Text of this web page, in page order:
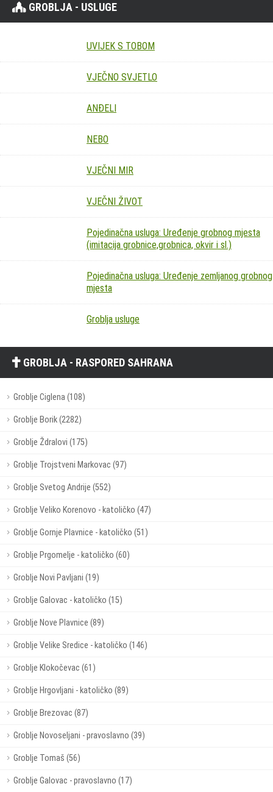
GROBLJA - USLUGE
UVIJEK S TOBOM
VJEČNO SVJETLO
ANĐELI
NEBO
VJEČNI MIR
VJEČNI ŽIVOT
Pojedinačna usluga: Uređenje grobnog mjesta
(imitacija grobnice,grobnica, okvir i sl.)
Pojedinačna usluga: Uređenje zemljanog grobnog
mjesta
Groblja usluge
GROBLJA - RASPORED SAHRANA
Groblje Ciglena (108)
Groblje Borik (2282)
Groblje Ždralovi (175)
Groblje Trojstveni Markovac (97)
Groblje Svetog Andrije (552)
Groblje Veliko Korenovo - katoličko (47)
Groblje Gornje Plavnice - katoličko (51)
Groblje Prgomelje - katoličko (60)
Groblje Novi Pavljani (19)
Groblje Galovac - katoličko (15)
Groblje Nove Plavnice (89)
Groblje Velike Sredice - katoličko (146)
Groblje Klokočevac (61)
Groblje Hrgovljani - katoličko (89)
Groblje Brezovac (87)
Groblje Novoseljani - pravoslavno (39)
Groblje Tomaš (56)
Groblje Galovac - pravoslavno (17)